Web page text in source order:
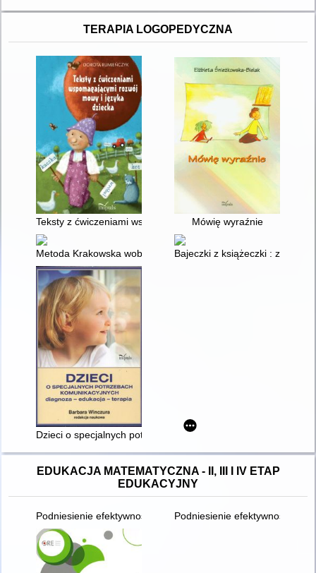
TERAPIA LOGOPEDYCZNA
Teksty z ćwiczeniami wspomagającymi rozwój mowy i języka
Mówię wyraźnie
Metoda Krakowska wobec zaburzeń rozwoju dzieci : z
Bajeczki z książeczki : zestaw
Dzieci o specjalnych potrzebach komunikacyjnych : diagnoza,
EDUKACJA MATEMATYCZNA - II, III I IV ETAP
EDUKACYJNY
Podniesienie efektywności kształcenia uczniów ze
Podniesienie efektywności